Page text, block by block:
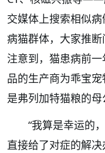
交媒体上搜索相似
病猫群体，大家推
注意到，猫患病前
品的生产商为乖宝
是弗列加特猫粮的母
“我算是幸运的
直接给了对症的解